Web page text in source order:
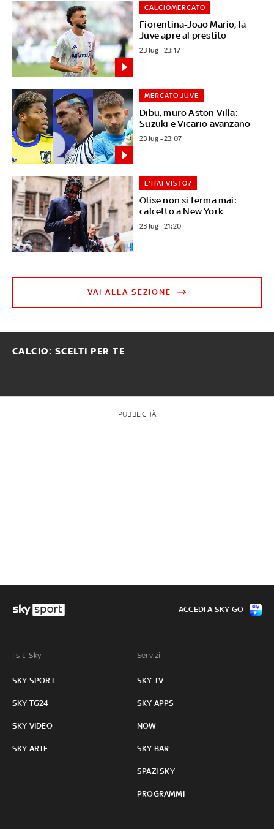
Fiorentina-Joao Mario, la
Juve apre al prestito
CALCIOMERCATO
23 lug - 23:17
Dibu, muro Aston Villa:
Suzuki e Vicario avanzano
MERCATO JUVE
23 lug - 23:07
Olise non si ferma mai:
calcetto a New York
L'HAI VISTO?
23 lug - 21:20
VAI ALLA SEZIONE
CALCIO: SCELTI PER TE
PUBBLICITÀ
I siti Sky:
SKY SPORT
SKY TG24
SKY VIDEO
SKY ARTE
Servizi:
SKY TV
SKY APPS
NOW
SKY BAR
SPAZI SKY
PROGRAMMI
ACCEDI A SKY GO